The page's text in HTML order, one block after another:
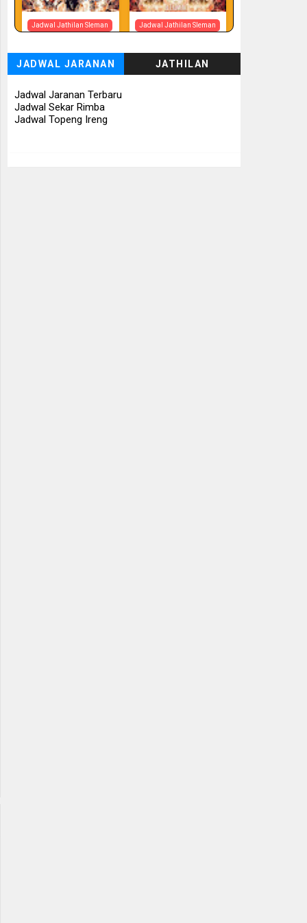
Jadwal Jathilan Sleman
📅 Besok (7/8)
Jadwal Jathilan Sleman
Tunggul Rukun
📅 Besok (7/8)
JADWAL JARANAN JATHILAN
Jadwal Jaranan Terbaru
Jadwal Sekar Rimba
Jadwal Topeng Ireng